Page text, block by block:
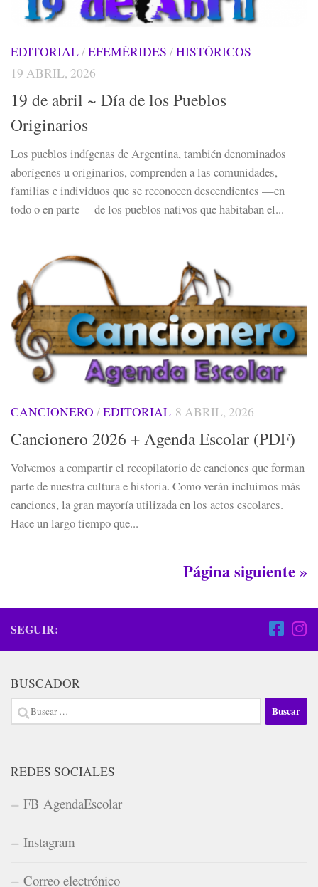
EDITORIAL/EFEMÉRIDES /HISTÓRICOS
19 ABRIL, 2026
19 de abril ~ Día de los Pueblos
Originarios
Los pueblos indígenas de Argentina, también denominados
aborígenes u originarios, comprenden a las comunidades,
familias e individuos que se reconocen descendientes —en
todo o en parte— de los pueblos nativos que habitaban el...
CANCIONERO /EDITORIAL 8 ABRIL, 2026
Cancionero 2026 + Agenda Escolar (PDF)
Volvemos a compartir el recopilatorio de canciones que forman
parte de nuestra cultura e historia. Como verán incluimos más
canciones, la gran mayoría utilizada en los actos escolares.
Hace un largo tiempo que...
Página siguiente »
SEGUIR:
BUSCADOR
Buscar:
REDES SOCIALES
FB AgendaEscolar
Instagram
Correo electrónico